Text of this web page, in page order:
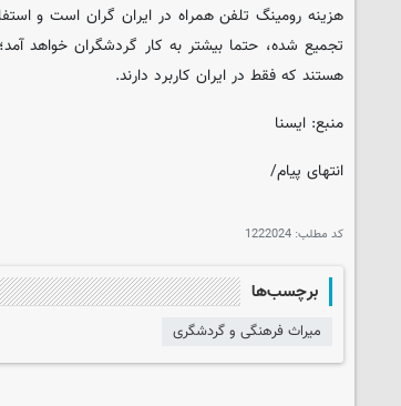
هزینه رومینگ تلفن همراه در ایران گران است و
تجمیع شده، حتما بیشتر به کار گردشگران خواهد
هستند که فقط در ایران کاربرد دارند.
منبع: ایسنا
انتهای پیام/
کد مطلب: 1222024
برچسب‌ها
میراث فرهنگی و گردشگری